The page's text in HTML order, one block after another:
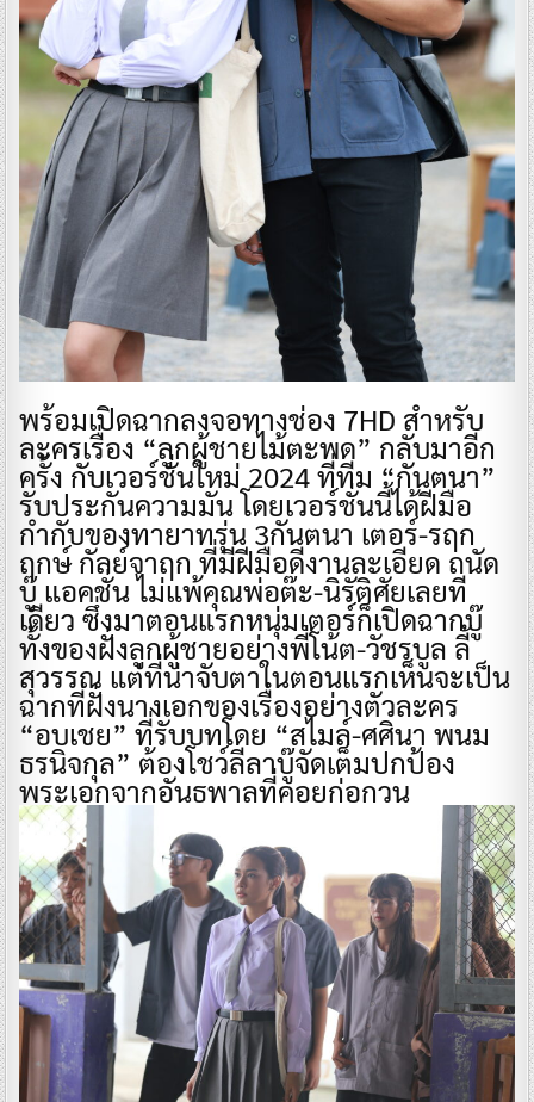
พร้อมเปิดฉากลงจอทางช่อง 7HD สำหรับ
ละครเรื่อง “ลูกผู้ชายไม้ตะพด” กลับมาอีก
ครั้ง กับเวอร์ชั่นใหม่ 2024 ที่ทีม “กันตนา”
รับประกันความมัน โดยเวอร์ชั่นนี้ได้ฝีมือ
กำกับของทายาทรุ่น 3กันตนา เตอร์-รฤก
ฤกษ์ กัลย์จาฤก ที่มีฝีมือดีงานละเอียด ถนัด
บู๊ แอคชั่น ไม่แพ้คุณพ่อต๊ะ-นิรัติศัยเลยที
เดียว ซึ่งมาตอนแรกหนุ่มเตอร์ก็เปิดฉากบู๊
ทั้งของฝั่งลูกผู้ชายอย่างพี่โน้ต-วัชรบูล ลี้
สุวรรณ แต่ที่น่าจับตาในตอนแรกเห็นจะเป็น
ฉากที่ฝั่งนางเอกของเรื่องอย่างตัวละคร
“อบเชย” ที่รับบทโดย “สไมล์-ศศินา พนม
ธรนิจกุล” ต้องโชว์ลีลาบู๊จัดเต็มปกป้อง
พระเอกจากอันธพาลที่คอยก่อกวน